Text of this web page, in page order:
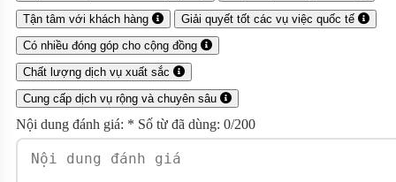
Tận tâm với khách hàng
Giải quyết tốt các vụ việc quốc tế
Có nhiều đóng góp cho cộng đồng
Chất lượng dịch vụ xuất sắc
Cung cấp dịch vụ rộng và chuyên sâu
Nội dung đánh giá: * Số từ đã dùng: 0/200